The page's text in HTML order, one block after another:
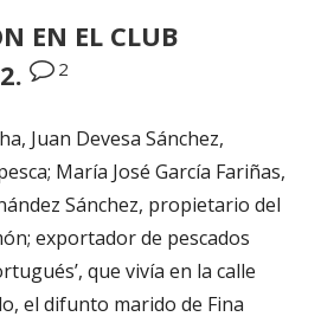
EN EL CLUB
2
Juan Devesa Sánchez,
María José García Fariñas,
Sánchez, propietario del
exportador de pescados
que vivía en la calle
el difunto marido de Fina